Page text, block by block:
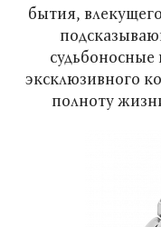
бытия,
эксклюзивного
полноту